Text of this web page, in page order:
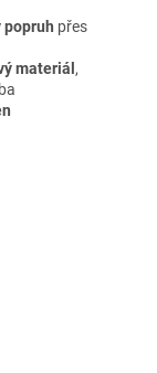
přes
materiál ,